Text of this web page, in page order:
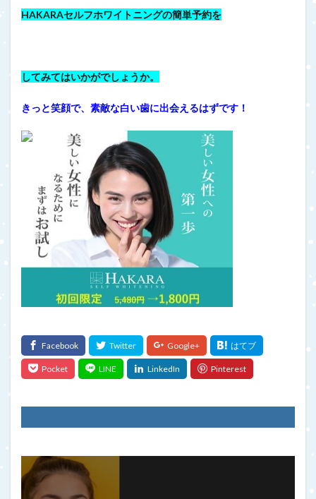
HAKARAセルフホワイトニングの簡単予約を
してみてはいかがでしょうか。
きっと笑顔で、素敵な白い歯に出会えるはずです！